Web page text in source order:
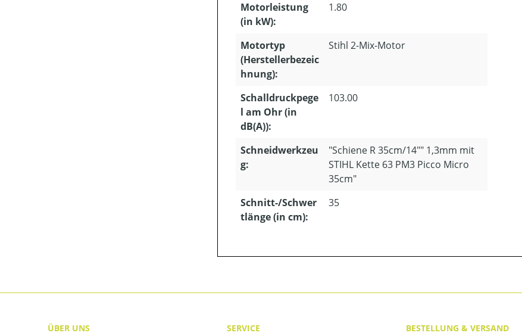
Motorleistung
(in kW):
1.80
Motortyp
(Herstellerbezeic
hnung):
Stihl 2-Mix-Motor
Schalldruckpege
l am Ohr (in
dB(A)):
103.00
Schneidwerkzeu
g:
"Schiene R 35cm/14"" 1,3mm mit
STIHL Kette 63 PM3 Picco Micro
35cm"
Schnitt-/Schwer
tlänge (in cm):
35
ÜBER UNS
SERVICE
BESTELLUNG & VERSAND